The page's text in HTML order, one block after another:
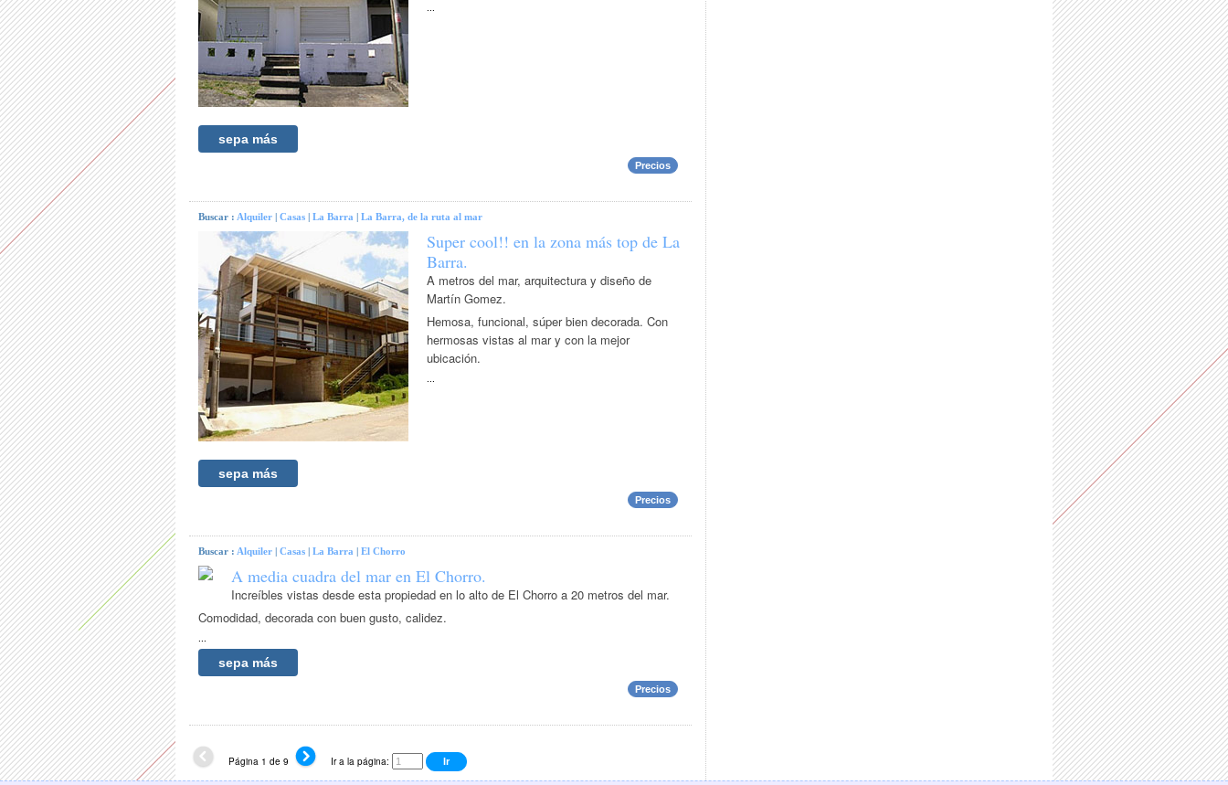
...
sepa más
Precios
Buscar : Alquiler Casas La Barra La Barra, de la ruta al mar
Super cool!! en la zona más top de La
Barra.
A metros del mar, arquitectura y diseño de
Martín Gomez.
Hemosa, funcional, súper bien decorada. Con
hermosas vistas al mar y con la mejor
ubicación.
...
sepa más
Precios
Buscar : Alquiler Casas La Barra El Chorro
A media cuadra del mar en El Chorro.
Increíbles vistas desde esta propiedad en lo alto de El Chorro a 20 metros del mar.
Comodidad, decorada con buen gusto, calidez.
...
sepa más
Precios
Página 1 de 9 Ir a la página: